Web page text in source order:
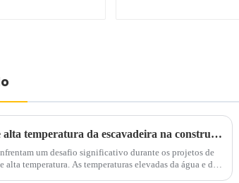
Gerenciando os desafios de alta temperatura da escavadeira na construção de verão
um desafio significativo durante os projetos de
elevadas da água e do